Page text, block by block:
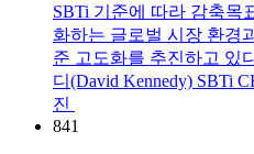
SBTi 기준에 따라 감축목
화하는 글로벌 시장 환경
준 고도화를 추진하고 있
디(David Kennedy) SBTi
진
841